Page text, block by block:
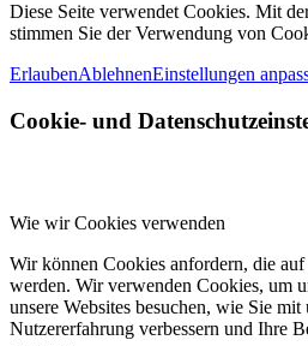
Diese Seite verwendet Cookies. Mit
stimmen Sie der Verwendung von
ErlaubenAblehnenEinstellungen
Cookie- und
Wie wir Cookies verwenden
Wir können Cookies anfordern, die
werden. Wir verwenden Cookies, um
unsere Websites besuchen, wie Sie
Nutzererfahrung verbessern und Ihre